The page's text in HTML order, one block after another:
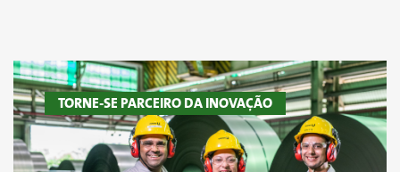
TORNE-SE PARCEIRO DA INOVAÇÃO